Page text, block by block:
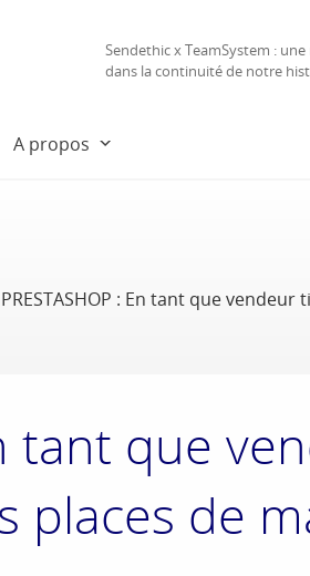
Sendethic x TeamSystem :
dans la continuité de notre
A propos
PRESTASHOP : En tant que vendeur
tant que
places de